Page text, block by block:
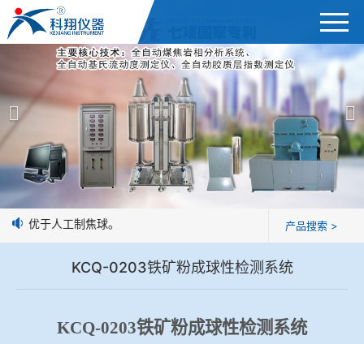
产品展示 ＞
焦炭高温性能检测系统
焦化行业检测及优化配煤设备
球团矿/烧结矿/块矿高温冶金性能检测系统
烧结/球团优化配矿研究设备
高炉配吹煤检测设备
公司简介
新闻中心
企业业绩
或优于人工制焦球。 产品搜索 >
KCQ-0203铁矿粉成球性检测系统
KCQ-0203铁矿粉成球性检测系统